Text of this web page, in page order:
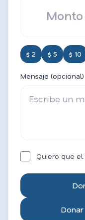
$ 2 $ 5 $ 10
Mensaje (opcional)
Quiero que